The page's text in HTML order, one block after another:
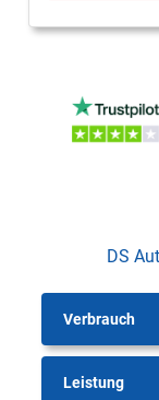
DS
Verbrauch
Leistung